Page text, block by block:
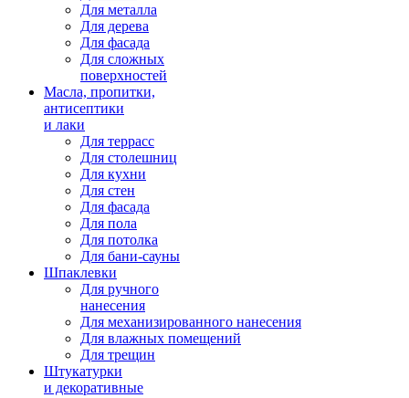
Для металла
Для дерева
Для фасада
Для сложных
поверхностей
Масла, пропитки,
антисептики
и лаки
Для террасс
Для столешниц
Для кухни
Для стен
Для фасада
Для пола
Для потолка
Для бани-сауны
Шпаклевки
Для ручного
нанесения
Для механизированного нанесения
Для влажных помещений
Для трещин
Штукатурки
и декоративные